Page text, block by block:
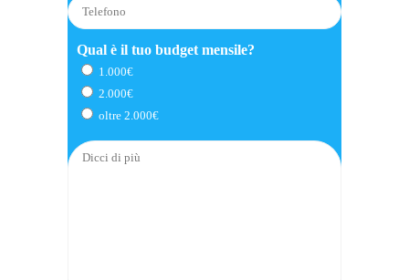
Qual è il tuo budget mensile?
1.000€
2.000€
oltre 2.000€